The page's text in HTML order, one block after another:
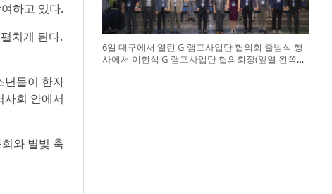
하고 있다.
치게 된다.
년들이 한자
사회 안에서
와 별빛 축
6일 대구에서 열린 G-램프사업단 협의회 출범식 행
사에서 이현식 G-램프사업단 협의회장(앞열 왼쪽에